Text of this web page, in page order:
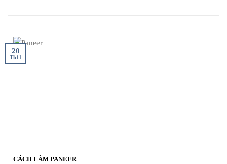
CÁCH LÀM PANEER
20
Th11